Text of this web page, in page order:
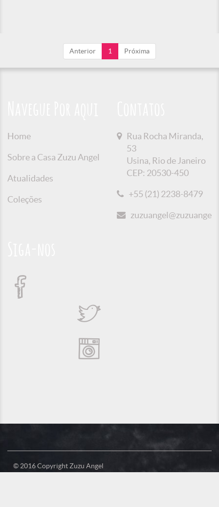
Anterior 1 Próxima
Home
Sobre a Casa Zuzu Angel
Atualidades
Coleções
Rua Rocha Miranda,
53
Usina, Rio de Janeiro
CEP: 20530-450
+55 (21) 2238-8479
© 2016 Copyright Zuzu Angel